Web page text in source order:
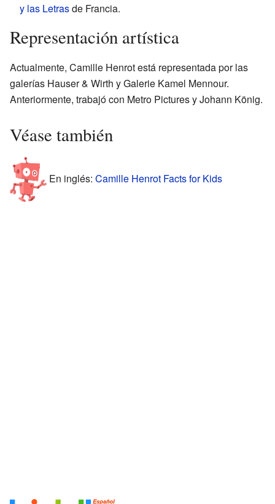
y las Letrasde Francia.
Representación artística
Actualmente, Camille Henrot está representada por las
galerías Hauser & Wirth y Galerie Kamel Mennour.
Anteriormente, trabajó con Metro Pictures y Johann König.
Véase también
En inglés: Camille Henrot Facts for Kids